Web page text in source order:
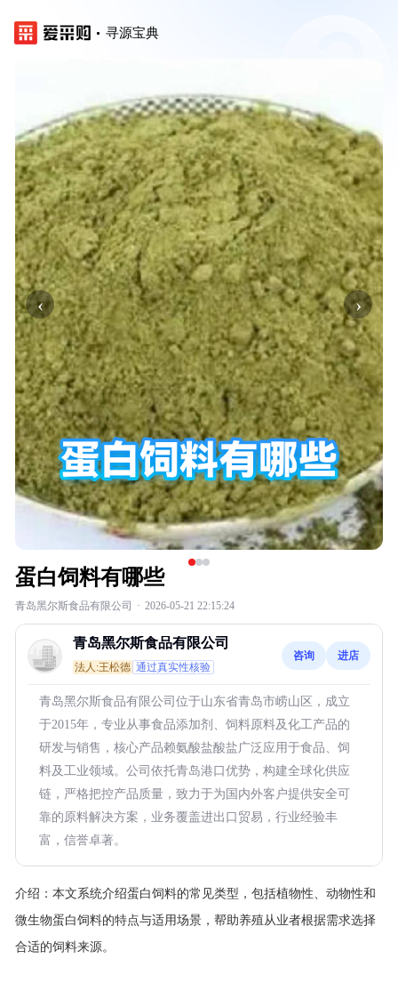
寻源宝典
‹ ›
蛋白饲料有哪些
青岛黑尔斯食品有限公司 · 2026-05-21 22:15:24
青岛黑尔斯食品有限公司
法人:王松德 通过真实性核验
咨询 进店
青岛黑尔斯食品有限公司位于山东省青岛市崂山区，成立
于2015年，专业从事食品添加剂、饲料原料及化工产品的
研发与销售，核心产品赖氨酸盐酸盐广泛应用于食品、饲
料及工业领域。公司依托青岛港口优势，构建全球化供应
链，严格把控产品质量，致力于为国内外客户提供安全可
靠的原料解决方案，业务覆盖进出口贸易，行业经验丰
富，信誉卓著。
介绍： 本文系统介绍蛋白饲料的常见类型，包括植物性、动物性和
微生物蛋白饲料的特点与适用场景，帮助养殖从业者根据需求选择
合适的饲料来源。